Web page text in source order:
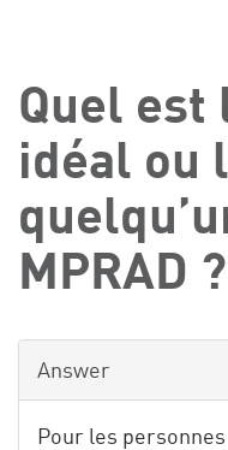
Quel est
idéal ou
MPRAD ?
Answer
Pour les